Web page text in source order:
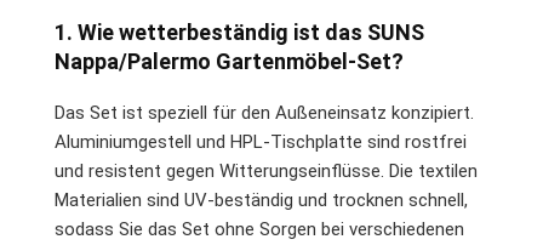
1. Wie wetterbeständig ist das SUNS
Nappa/Palermo Gartenmöbel-Set?
Das Set ist speziell für den Außeneinsatz konzipiert.
Aluminiumgestell und HPL-Tischplatte sind rostfrei
und resistent gegen Witterungseinflüsse. Die textilen
Materialien sind UV-beständig und trocknen schnell,
sodass Sie das Set ohne Sorgen bei verschiedenen